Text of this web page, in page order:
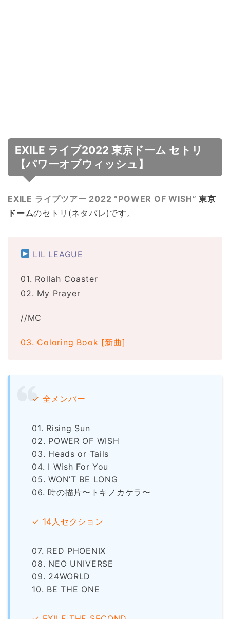
EXILE ライブ2022 東京ドーム セトリ
【パワーオブウィッシュ】
EXILE ライブツアー 2022 “POWER OF WISH”東京
ドームのセトリ(ネタバレ)です。
LIL LEAGUE
01. Rollah Coaster
02. My Prayer
//MC
03. Coloring Book [新曲]
✓ 全メンバー
01. Rising Sun
02. POWER OF WISH
03. Heads or Tails
04. I Wish For You
05. WON’T BE LONG
06. 時の描片〜トキノカケラ〜
✓ 14人セクション
07. RED PHOENIX
08. NEO UNIVERSE
09. 24WORLD
10. BE THE ONE